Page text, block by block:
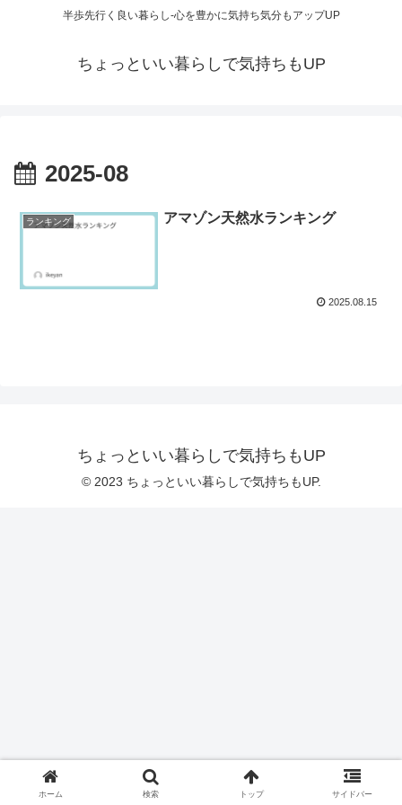
半歩先行く良い暮らし-心を豊かに気持ち気分もアップUP
ちょっといい暮らしで気持ちもUP
2025-08
ランキング アマゾン天然水ランキング
2025.08.15
ちょっといい暮らしで気持ちもUP
© 2023 ちょっといい暮らしで気持ちもUP.
ホーム 検索 トップ サイドバー